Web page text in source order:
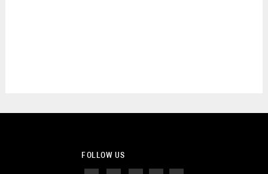
FOLLOW US